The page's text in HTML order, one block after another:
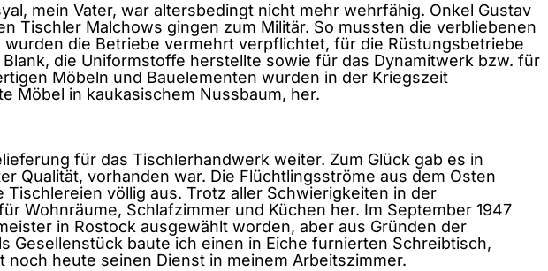
mein Vater, war altersbedingt nicht mehr wehrfähig. Onkel Gustav
Tischler Malchows gingen zum Militär. So mussten die verbliebenen
die Betriebe vermehrt verpflichtet, für die Rüstungsbetriebe
die Uniformstoffe herstellte sowie für das Dynamitwerk bzw. für
Möbeln und Bauelementen wurden in der Kriegszeit
Möbel in kaukasischem Nussbaum, her.
für das Tischlerhandwerk weiter. Zum Glück gab es in
Qualität, vorhanden war. Die Flüchtlingsströme aus dem Osten
völlig aus. Trotz aller Schwierigkeiten in der
Wohnräume, Schlafzimmer und Küchen her. Im September 1947
in Rostock ausgewählt worden, aber aus Gründen der
Gesellenstück baute ich einen in Eiche furnierten Schreibtisch,
heute seinen Dienst in meinem Arbeitszimmer.